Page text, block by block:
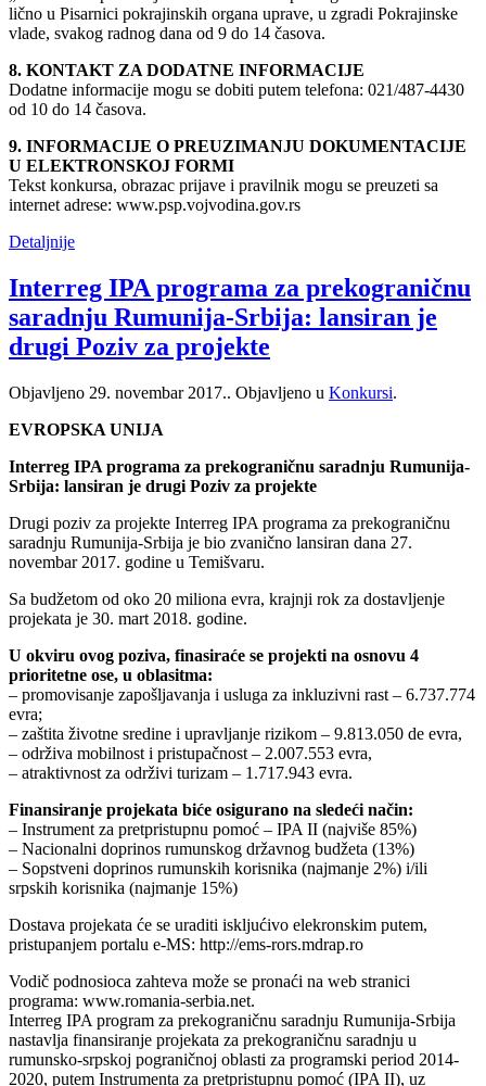
lično u Pisarnici pokrajinskih organa uprave, u zgradi Pokrajinske
vlade, svakog radnog dana od 9 do 14 časova.
8. KONTAKT ZA DODATNE INFORMACIJE
Dodatne informacije mogu se dobiti putem telefona: 021/487-4430
od 10 do 14 časova.
9. INFORMACIJE O PREUZIMANJU DOKUMENTACIJE
U ELEKTRONSKOJ FORMI
Tekst konkursa, obrazac prijave i pravilnik mogu se preuzeti sa
internet adrese: www.psp.vojvodina.gov.rs
Detaljnije
Interreg IPA programa za prekograničnu
saradnju Rumunija-Srbija: lansiran je
drugi Poziv za projekte
Objavljeno 29. novembar 2017.. Objavljeno u Konkursi.
EVROPSKA UNIJA
Interreg IPA programa za prekograničnu saradnju Rumunija-
Srbija: lansiran je drugi Poziv za projekte
Drugi poziv za projekte Interreg IPA programa za prekograničnu
saradnju Rumunija-Srbija je bio zvanično lansiran dana 27.
novembar 2017. godine u Temišvaru.
Sa budžetom od oko 20 miliona evra, krajnji rok za dostavljenje
projekata je 30. mart 2018. godine.
U okviru ovog poziva, finasiraće se projekti na osnovu 4
prioritetne ose, u oblasitma:
– promovisanje zapošljavanja i usluga za inkluzivni rast – 6.737.774
evra;
– zaštita životne sredine i upravljanje rizikom – 9.813.050 de evra,
– održiva mobilnost i pristupačnost – 2.007.553 evra,
– atraktivnost za održivi turizam – 1.717.943 evra.
Finansiranje projekata biće osigurano na sledeći način:
– Instrument za pretpristupnu pomoć – IPA II (najviše 85%)
– Nacionalni doprinos rumunskog državnog budžeta (13%)
– Sopstveni doprinos rumunskih korisnika (najmanje 2%) i/ili
srpskih korisnika (najmanje 15%)
Dostava projekata će se uraditi iskljućivo elekronskim putem,
pristupanjem portalu e-MS: http://ems-rors.mdrap.ro
Vodič podnosioca zahteva može se pronaći na web stranici
programa: www.romania-serbia.net.
Interreg IPA program za prekograničnu saradnju Rumunija-Srbija
nastavlja finansiranje projekata za prekograničnu saradnju u
rumunsko-srpskoj pograničnoj oblasti za programski period 2014-
2020, putem Instrumenta za pretpristupnu pomoć (IPA II), uz